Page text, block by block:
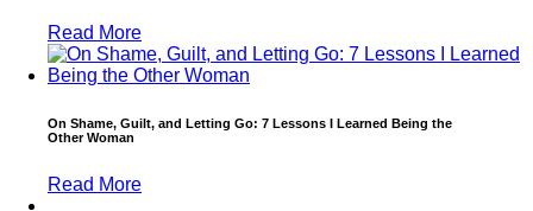
Read More
On Shame, Guilt, and Letting Go: 7 Lessons I Learned Being the
Other Woman
Read More